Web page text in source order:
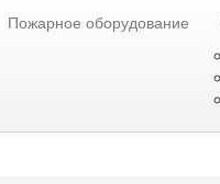
Пожарное оборудование